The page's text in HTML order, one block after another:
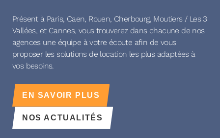
Présent à Paris, Caen, Rouen, Cherbourg, Moutiers / Les 3
Vallées, et Cannes, vous trouverez dans chacune de nos
agences une équipe à votre écoute afin de vous
proposer les solutions de location les plus adaptées à
vos besoins.
EN SAVOIR PLUS
NOS ACTUALITÉS